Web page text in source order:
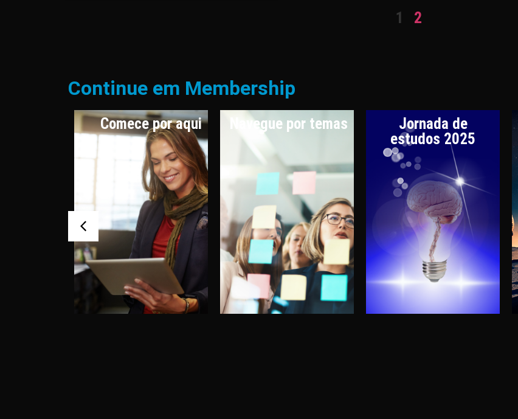
1 2
Continue em Membership
Comece por aqui Navegue por temas
Jornada de
estudos 2025